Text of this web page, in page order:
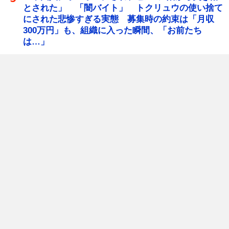
とされた」 「闇バイト」 トクリュウの使い捨て
にされた悲惨すぎる実態 募集時の約束は「月収
300万円」も、組織に入った瞬間、「お前たち
は…」